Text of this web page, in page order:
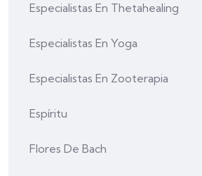
Especialistas En Thetahealing
Especialistas En Yoga
Especialistas En Zooterapia
Espíritu
Flores De Bach